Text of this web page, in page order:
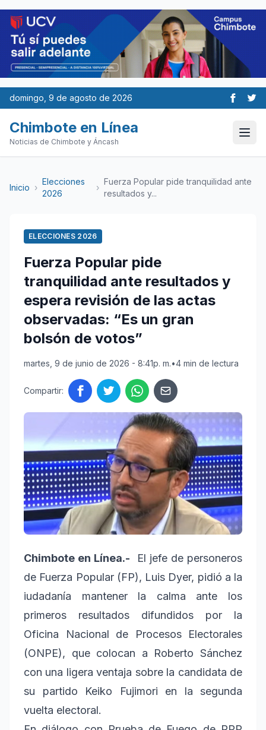
domingo, 9 de agosto de 2026
Chimbote en Línea
Noticias de Chimbote y Áncash
Inicio ›
Elecciones
2026
›
Fuerza Popular pide tranquilidad ante
resultados y...
ELECCIONES 2026
Fuerza Popular pide
tranquilidad ante resultados y
espera revisión de las actas
observadas: “Es un gran
bolsón de votos”
martes, 9 de junio de 2026 - 8:41p. m.•4 min de lectura
Compartir:
Chimbote en Línea.- El jefe de personeros
de Fuerza Popular (FP), Luis Dyer, pidió a la
iudadanía mantener la calma ante los
primeros resultados difundidos por la
Oficina Nacional de Procesos Electorales
(ONPE), que colocan a Roberto Sánchez
con una ligera ventaja sobre la candidata de
su partido Keiko Fujimori en la segunda
vuelta electoral.